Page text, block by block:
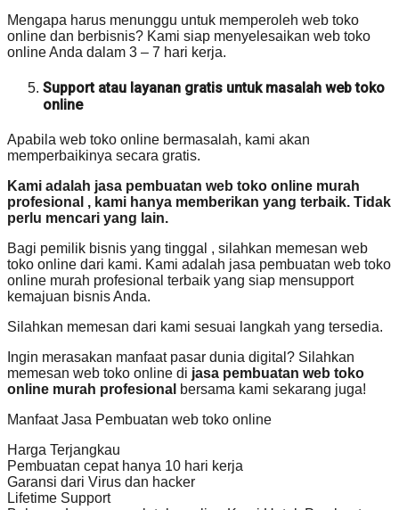
Mengapa harus menunggu untuk memperoleh web toko
online dan berbisnis? Kami siap menyelesaikan web toko
online Anda dalam 3 – 7 hari kerja.
Support atau layanan gratis untuk masalah web toko
online
Apabila web toko online bermasalah, kami akan
memperbaikinya secara gratis.
Kami adalah jasa pembuatan web toko online murah
profesional , kami hanya memberikan yang terbaik. Tidak
perlu mencari yang lain.
Bagi pemilik bisnis yang tinggal , silahkan memesan web
toko online dari kami. Kami adalah jasa pembuatan web toko
online murah profesional terbaik yang siap mensupport
kemajuan bisnis Anda.
Silahkan memesan dari kami sesuai langkah yang tersedia.
Ingin merasakan manfaat pasar dunia digital? Silahkan
memesan web toko online di jasa pembuatan web toko
online murah profesional bersama kami sekarang juga!
Manfaat Jasa Pembuatan web toko online
Harga Terjangkau
Pembuatan cepat hanya 10 hari kerja
Garansi dari Virus dan hacker
Lifetime Support